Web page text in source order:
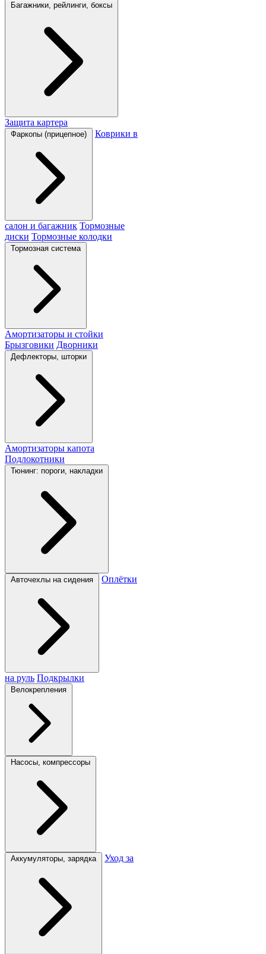
Багажники, рейлинги, боксы
Защита картера
Фаркопы (прицепное) Коврики в
салон и багажник Тормозные
диски Тормозные колодки
Тормозная система
Амортизаторы и стойки
Брызговики Дворники
Дефлекторы, шторки
Амортизаторы капота
Подлокотники
Тюнинг: пороги, накладки
Авточехлы на сидения Оплётки
на руль Подкрылки
Велокрепления
Насосы, компрессоры
Аккумуляторы, зарядка Уход за